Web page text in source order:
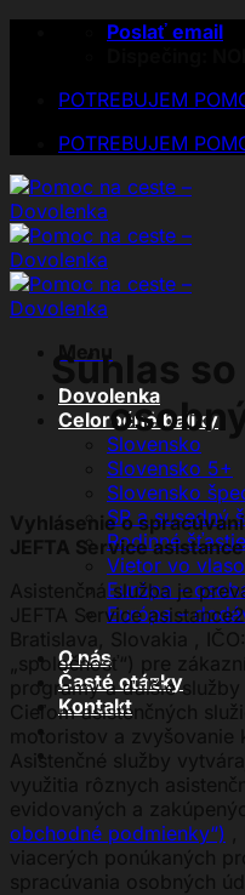
Poslať email
POTREBUJEM
POTREBUJEM
Menu
Dovolenka
Celoročné balíky
Slovensko
Slovensko 5+
Slovensko
SR a susedný
Rodinné šťastie
Vietor vo
Európa –
Európa –
O nás
Časté otázky
Kontakt
Súhlas so
Vyhlásenie o
JEFTA Service
Asistenčná služba je
JEFTA Service
Bratislava, Slovakia ,
„spoločnosť“) pre
programy a ďalšie služby
Cieľom asistenčných
motoristov a zvyšovanie
Asistenčné služby
využitia rôznych
evidovaných a
obchodné podmienky“)
viacerých ponúkaných
spracúvania osobných